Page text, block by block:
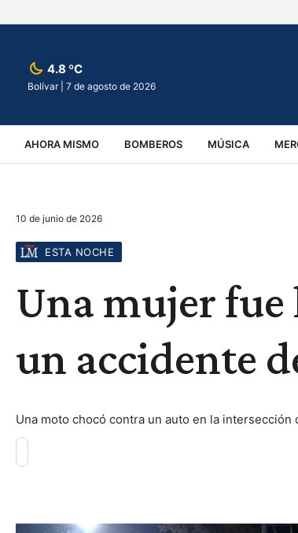
4.8 ºC
Bolívar | 7 de agosto de 2026
AHORA MISMO BOMBEROS MÚSICA
VIRALES ACCIDENTES
10 de junio de 2026
ESTA NOCHE
Una mujer
un accidente
Una moto chocó contra un auto en la